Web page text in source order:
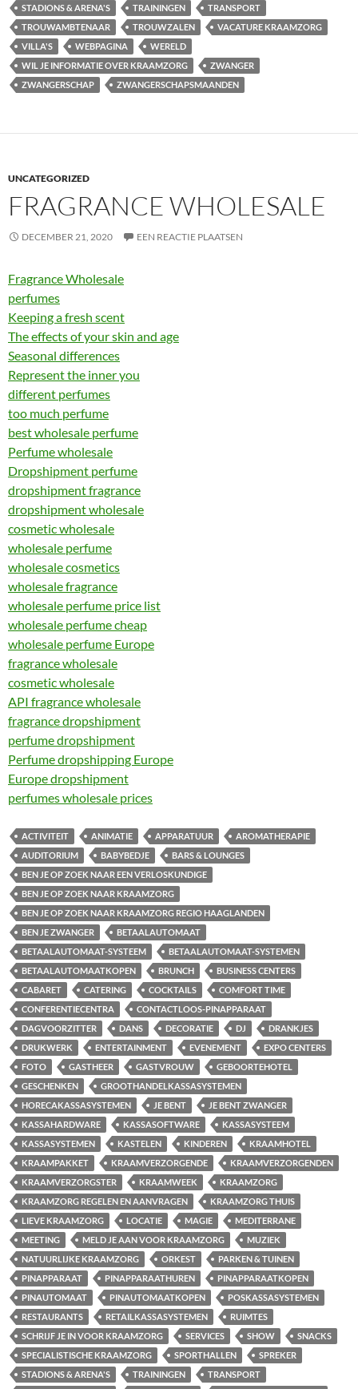
STADIONS & ARENA'S
TRAININGEN
TRANSPORT
TROUWAMBTENAAR
TROUWZALEN
VACATURE KRAAMZORG
VILLA'S
WEBPAGINA
WERELD
WIL JE INFORMATIE OVER KRAAMZORG
ZWANGER
ZWANGERSCHAP
ZWANGERSCHAPSMAANDEN
UNCATEGORIZED
FRAGRANCE WHOLESALE
DECEMBER 21, 2020 EEN REACTIE PLAATSEN
Fragrance Wholesale
perfumes
Keeping a fresh scent
The effects of your skin and age
Seasonal differences
Represent the inner you
different perfumes
too much perfume
best wholesale perfume
Perfume wholesale
Dropshipment perfume
dropshipment fragrance
dropshipment wholesale
cosmetic wholesale
wholesale perfume
wholesale cosmetics
wholesale fragrance
wholesale perfume price list
wholesale perfume cheap
wholesale perfume Europe
fragrance wholesale
cosmetic wholesale
API fragrance wholesale
fragrance dropshipment
perfume dropshipment
Perfume dropshipping Europe
Europe dropshipment
perfumes wholesale prices
ACTIVITEIT ANIMATIE APPARATUUR
AROMATHERAPIE
AUDITORIUM
BABYBEDJE
BARS & LOUNGES
BEN JE OP ZOEK NAAR EEN VERLOSKUNDIGE
BEN JE OP ZOEK NAAR KRAAMZORG
BEN JE OP ZOEK NAAR KRAAMZORG REGIO HAAGLANDEN
BEN JE ZWANGER
BETAALAUTOMAAT
BETAALAUTOMAAT-SYSTEEM
BETAALAUTOMAAT-SYSTEMEN
BETAALAUTOMAATKOPEN
BRUNCH
BUSINESS CENTERS
CABARET
CATERING COCKTAILS
COMFORT TIME
CONFERENTIECENTRA
CONTACTLOOS-PINAPPARAAT
DAGVOORZITTER
DANS DECORATIE DJ
DRANKJES
DRUKWERK
ENTERTAINMENT EVENEMENT
EXPO CENTERS
FOTO
GASTHEER GASTVROUW
GEBOORTEHOTEL
GESCHENKEN
GROOTHANDELKASSASYSTEMEN
HORECAKASSASYSTEMEN
JE BENT
JE BENT ZWANGER
KASSAHARDWARE
KASSASOFTWARE
KASSASYSTEEM
KASSASYSTEMEN
KASTELEN KINDEREN
KRAAMHOTEL
KRAAMPAKKET
KRAAMVERZORGENDE
KRAAMVERZORGENDEN
KRAAMVERZORGSTER
KRAAMWEEK
KRAAMZORG
KRAAMZORG REGELEN EN AANVRAGEN
KRAAMZORG THUIS
LIEVE KRAAMZORG
LOCATIE MAGIE
MEDITERRANE
MEETING
MELD JE AAN VOOR KRAAMZORG
MUZIEK
NATUURLIJKE KRAAMZORG
ORKEST
PARKEN & TUINEN
PINAPPARAAT
PINAPPARAATHUREN
PINAPPARAATKOPEN
PINAUTOMAAT
PINAUTOMAATKOPEN
POSKASSASYSTEMEN
RESTAURANTS
RETAILKASSASYSTEMEN
RUIMTES
SCHRIJF JE IN VOOR KRAAMZORG
SERVICES SHOW
SNACKS
SPECIALISTISCHE KRAAMZORG
SPORTHALLEN
SPREKER
STADIONS & ARENA'S
TRAININGEN
TRANSPORT